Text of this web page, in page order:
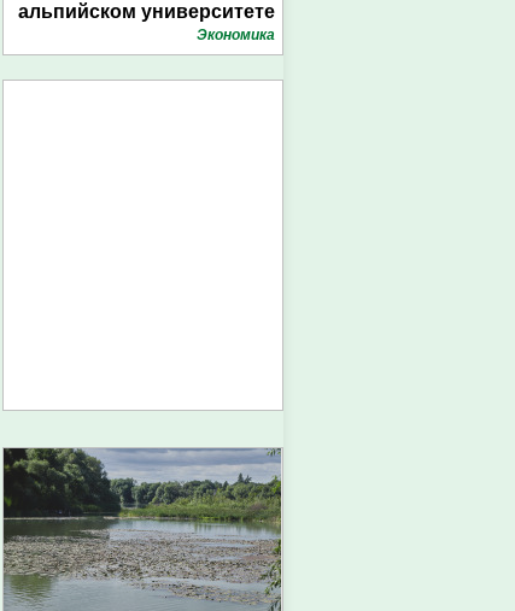
альпийском университете
Экономика